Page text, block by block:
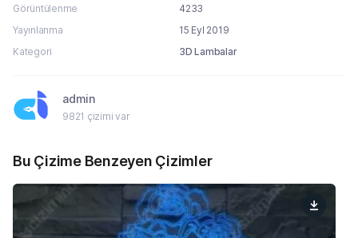
Görüntülenme
4233
Yayınlanma
15 Eyl 2019
Kategori
3D Lambalar
admin
9821 çizimi var
Bu Çizime Benzeyen Çizimler